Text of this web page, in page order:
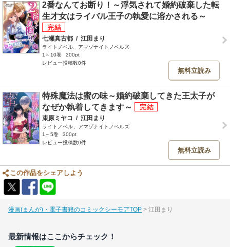
2番なんてお断り！～浮気されて婚約破棄した転
生才女はライバル王子の執愛に溶かされる～
七瀬真古都 / 江田まり
ライトノベル、アマゾナイトノベルズ
1～10巻
200pt
レビュー投稿数0件
無料立読み
特殊魔法は蜜の味～婚約破棄してきた王太子が
なぜか執着してきます～
束原ミヤコ / 江田まり
ライトノベル、アマゾナイトノベルズ
1～5巻
300pt
レビュー投稿数0件
無料立読み
この作品をシェアしよう
漫画(まんが)・電子書籍のコミックシーモアTOP 江田まり
最新情報はここからチェック！